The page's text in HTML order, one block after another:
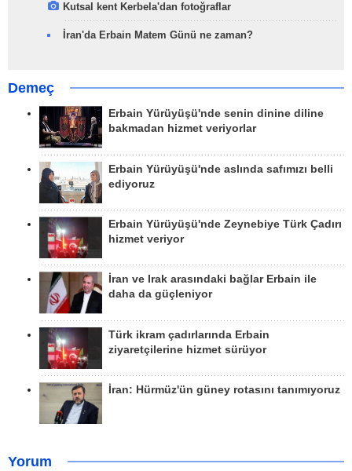
Kutsal kent Kerbela'dan fotoğraflar
İran'da Erbain Matem Günü ne zaman?
Demeç
Erbain Yürüyüşü'nde senin dinine diline
bakmadan hizmet veriyorlar
Erbain Yürüyüşü'nde aslında safımızı belli
ediyoruz
Erbain Yürüyüşü'nde Zeynebiye Türk Çadırı
hizmet veriyor
İran ve Irak arasındaki bağlar Erbain ile
daha da güçleniyor
Türk ikram çadırlarında Erbain
ziyaretçilerine hizmet sürüyor
İran: Hürmüz'ün güney rotasını tanımıyoruz
Yorum